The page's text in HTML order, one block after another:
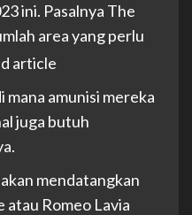
ini. Pasalnya The
area yang perlu
mana amunisi mereka
juga butuh
mendatangkan
atau Romeo Lavia